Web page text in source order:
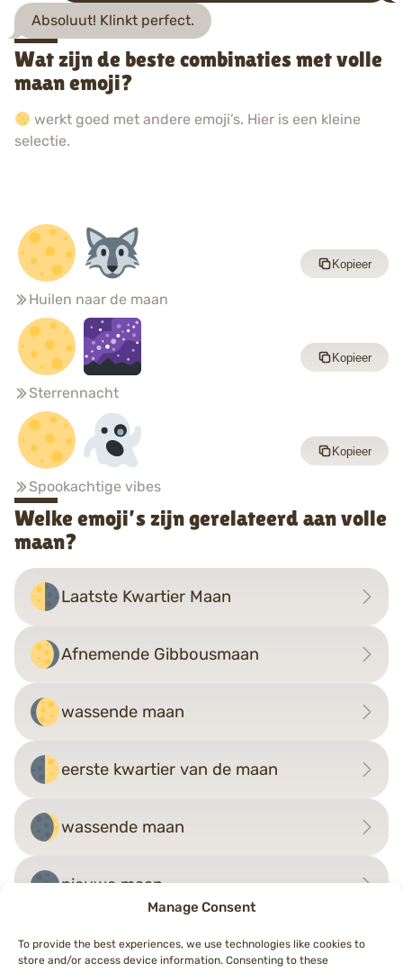
Manage Consent
To provide the best experiences, we use technologies like cookies to
store and/or access device information. Consenting to these
Absoluut! Klinkt perfect.
Wat zijn de beste combinaties met volle
maan emoji?
werkt goed met andere emoji’s. Hier is een kleine
selectie.
Huilen naar de maan
Kopieer
Sterrennacht
Kopieer
Spookachtige vibes
Kopieer
Welke emoji’s zijn gerelateerd aan volle
maan?
Laatste Kwartier Maan
Afnemende Gibbousmaan
wassende maan
eerste kwartier van de maan
wassende maan
nieuwe maan